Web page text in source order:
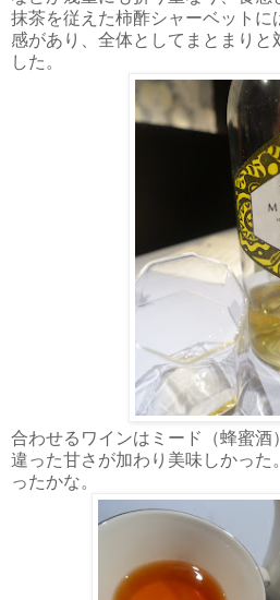
抹茶を従えた柿酢シャーベットに
感があり、全体としてまとまり
した。
合わせるワインはミード（蜂蜜酒
違った甘さが加わり美味しかった
ったかな。